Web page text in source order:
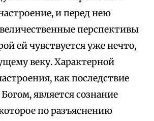
и перед нею
перспективы
ей чувствуется уже нечто,
веку. Характерной
как последствие
является сознание
по разъяснению